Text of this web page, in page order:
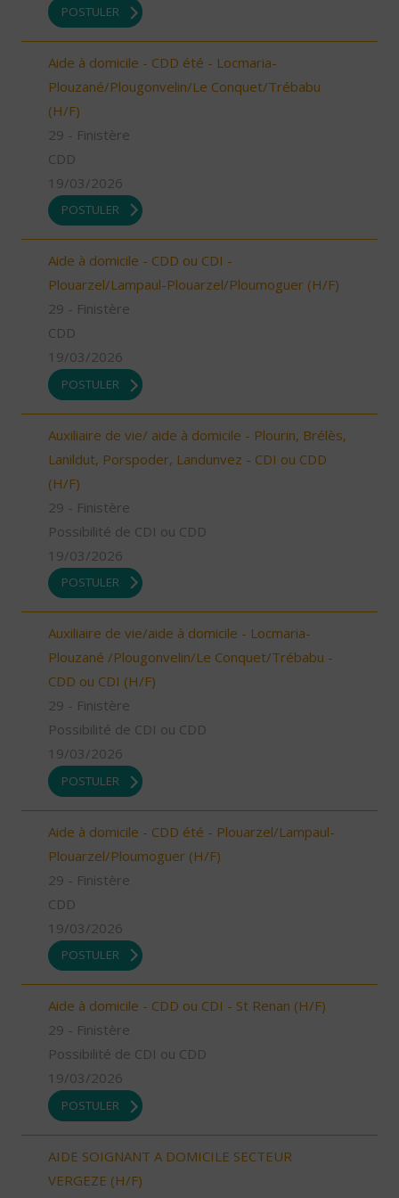
POSTULER
Aide à domicile - CDD été - Locmaria-
Plouzané/Plougonvelin/Le Conquet/Trébabu
(H/F)
29 - Finistère
CDD
19/03/2026
POSTULER
Aide à domicile - CDD ou CDI -
Plouarzel/Lampaul-Plouarzel/Ploumoguer (H/F)
29 - Finistère
CDD
19/03/2026
POSTULER
Auxiliaire de vie/ aide à domicile - Plourin, Brélès,
Lanildut, Porspoder, Landunvez - CDI ou CDD
(H/F)
29 - Finistère
Possibilité de CDI ou CDD
19/03/2026
POSTULER
Auxiliaire de vie/aide à domicile - Locmaria-
Plouzané /Plougonvelin/Le Conquet/Trébabu -
CDD ou CDI (H/F)
29 - Finistère
Possibilité de CDI ou CDD
19/03/2026
POSTULER
Aide à domicile - CDD été - Plouarzel/Lampaul-
Plouarzel/Ploumoguer (H/F)
29 - Finistère
CDD
19/03/2026
POSTULER
Aide à domicile - CDD ou CDI - St Renan (H/F)
29 - Finistère
Possibilité de CDI ou CDD
19/03/2026
POSTULER
AIDE SOIGNANT A DOMICILE SECTEUR
VERGEZE (H/F)